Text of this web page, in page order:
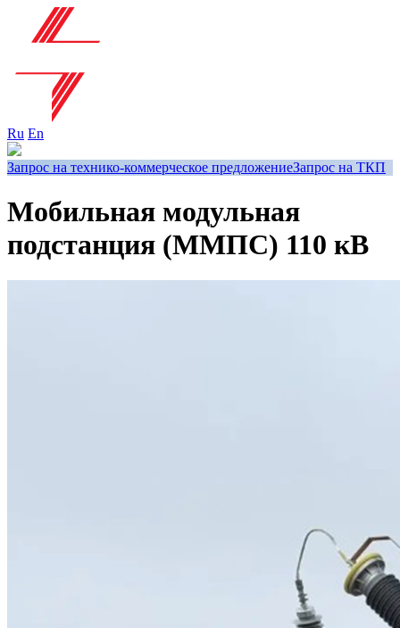
Ru En
Запрос на технико-коммерческое предложениеЗапрос на ТКП
Мобильная модульная
подстанция (ММПС) 110 кВ